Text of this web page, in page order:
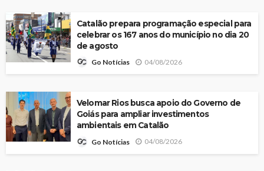
Catalão prepara programação especial para
celebrar os 167 anos do município no dia 20
de agosto
Go Notícias 04/08/2026
Velomar Rios busca apoio do Governo de
Goiás para ampliar investimentos
ambientais em Catalão
Go Notícias 04/08/2026